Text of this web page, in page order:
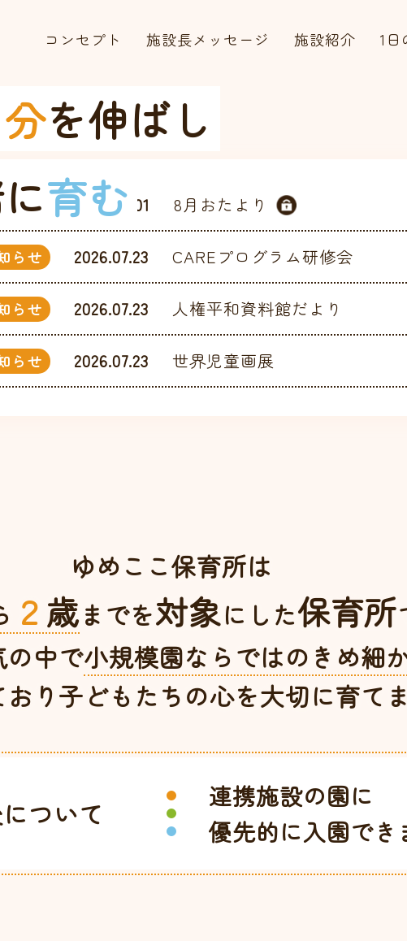
コンセプト 施設長メッセージ 施設紹介 1
を伸ばし
育む
らせ 2026.08.01 8月おたより
らせ 2026.07.23 CAREプログラム研修会
らせ 2026.07.23 人権平和資料館だより
らせ 2026.07.23 世界児童画展
ゆめここ保育所は
２ 歳までを対象にした保育所
中で小規模園ならではの きめ細
り子どもたちの心を大切に育て
ついて
連携施設の園に
優先的に入園でき